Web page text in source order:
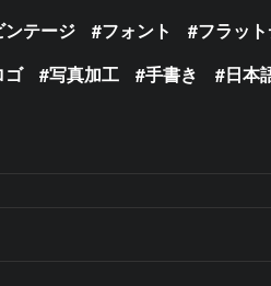
ンテージ フォント フラッ
ゴ 写真加工 手書き 日本